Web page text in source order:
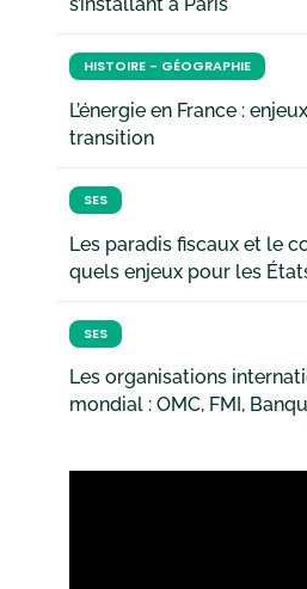
HISTOIRE - GÉOGRAPHIE
L’énergie en France :
transition
SES
Les paradis fiscaux et le
quels enjeux pour les
SES
Les organisations
mondial : OMC, FMI,